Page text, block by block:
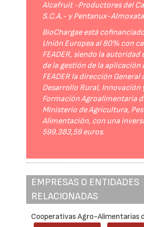
Alcafruit -Productores del
S.C.A.- y Pentanux-Almoxata
BioChargae está
Unión Europea al 80% con
FEADER, siendo la autoridad
de la gestión de la aplicación
FEADER la dirección General
Desarrollo Rural, Innovación
Formación Agroalimentaria
Ministerio de Agricultura,
Alimentación, con una
599.383,59 euros.
EMPRESAS O ENTIDADES
RELACIONADAS
Cooperativas Agro-Alimentarias